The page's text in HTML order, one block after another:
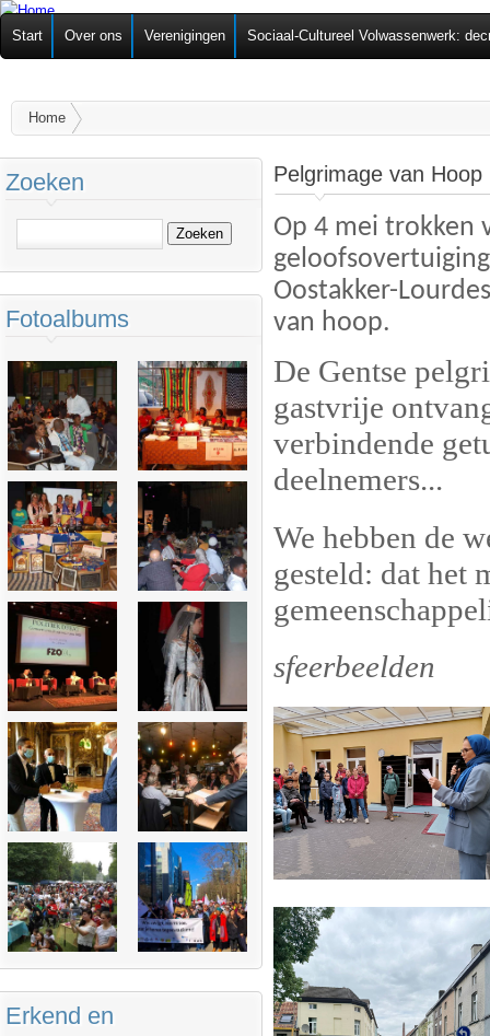
Federatie van
Zelforganisaties
Start Over ons Verenigingen Sociaal-Cultureel Volwassenwerk:
U bent hier
Home
Pelgrimage van Hoop
Op 4 mei trokken
Oostakker-
van hoop.
De Gentse
gastvrije
verbindende
deelnemers...
We hebben de
gesteld: dat het
sfeerbeelden
Zoeken
Fotoalbums
Erkend en